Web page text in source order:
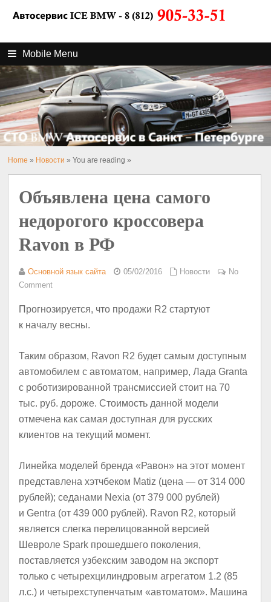
Mobile Menu
Home » Новости » You are reading »
Объявлена цена самого
недорогого кроссовера
Ravon в РФ
Основной язык сайта 05/02/2016 Новости
No
Comment
Прогнозируется, что продажи R2 стартуют
к началу весны.
Таким образом, Ravon R2 будет самым доступным
автомобилем с автоматом, например, Лада Granta
с роботизированной трансмиссией стоит на 70
тыс. руб. дороже. Стоимость данной модели
отмечена как самая доступная для русских
клиентов на текущий момент.
Линейка моделей бренда «Равон» на этот момент
представлена хэтчбеком Matiz (цена — от 314 000
рублей); седанами Nexia (от 379 000 рублей)
и Gentra (от 439 000 рублей). Ravon R2, который
является слегка перелицованной версией
Шевроле Spark прошедшего поколения,
поставляется узбекским заводом на экспорт
только с четырехцилиндровым агрегатом 1.2 (85
л.с.) и четырехступенчатым «автоматом». Машина